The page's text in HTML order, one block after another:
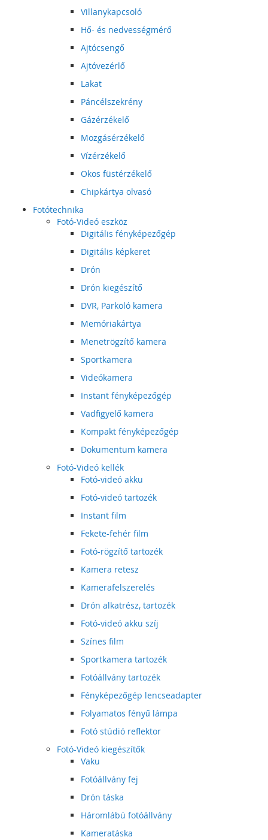
Villanykapcsoló
Hő- és nedvességmérő
Ajtócsengő
Ajtóvezérlő
Lakat
Páncélszekrény
Gázérzékelő
Mozgásérzékelő
Vízérzékelő
Okos füstérzékelő
Chipkártya olvasó
Fotótechnika
Fotó-Videó eszköz
Digitális fényképezőgép
Digitális képkeret
Drón
Drón kiegészítő
DVR, Parkoló kamera
Memóriakártya
Menetrögzítő kamera
Sportkamera
Videókamera
Instant fényképezőgép
Vadfigyelő kamera
Kompakt fényképezőgép
Dokumentum kamera
Fotó-Videó kellék
Fotó-videó akku
Fotó-videó tartozék
Instant film
Fekete-fehér film
Fotó-rögzítő tartozék
Kamera retesz
Kamerafelszerelés
Drón alkatrész, tartozék
Fotó-videó akku szíj
Színes film
Sportkamera tartozék
Fotóállvány tartozék
Fényképezőgép lencseadapter
Folyamatos fényű lámpa
Fotó stúdió reflektor
Fotó-Videó kiegészítők
Vaku
Fotóállvány fej
Drón táska
Háromlábú fotóállvány
Kameratáska